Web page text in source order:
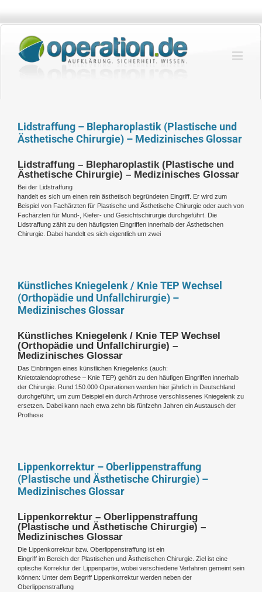
springen
Lidstraffung – Blepharoplastik (Plastische und
Ästhetische Chirurgie) – Medizinisches Glossar
Lidstraffung – Blepharoplastik (Plastische und
Ästhetische Chirurgie) – Medizinisches Glossar
Bei der Lidstraffung
handelt es sich um einen rein ästhetisch begründeten Eingriff. Er wird zum
Beispiel von Fachärzten für Plastische und Ästhetische Chirurgie oder auch von
Fachärzten für Mund-, Kiefer- und Gesichtschirurgie durchgeführt. Die
Lidstraffung zählt zu den häufigsten Eingriffen innerhalb der Ästhetischen
Chirurgie. Dabei handelt es sich eigentlich um zwei
Künstliches Kniegelenk / Knie TEP Wechsel
(Orthopädie und Unfallchirurgie) –
Medizinisches Glossar
Künstliches Kniegelenk / Knie TEP Wechsel
(Orthopädie und Unfallchirurgie) –
Medizinisches Glossar
Das Einbringen eines künstlichen Kniegelenks (auch:
Knietotalendoprothese – Knie TEP) gehört zu den häufigen Eingriffen innerhalb
der Chirurgie. Rund 150.000 Operationen werden hier jährlich in Deutschland
durchgeführt, um zum Beispiel ein durch Arthrose verschlissenes Kniegelenk zu
ersetzen. Dabei kann nach etwa zehn bis fünfzehn Jahren ein Austausch der
Prothese
Lippenkorrektur – Oberlippenstraffung
(Plastische und Ästhetische Chirurgie) –
Medizinisches Glossar
Lippenkorrektur – Oberlippenstraffung
(Plastische und Ästhetische Chirurgie) –
Medizinisches Glossar
Die Lippenkorrektur bzw. Oberlippenstraffung ist ein
Eingriff im Bereich der Plastischen und Ästhetischen Chirurgie. Ziel ist eine
optische Korrektur der Lippenpartie, wobei verschiedene Verfahren gemeint sein
können: Unter dem Begriff Lippenkorrektur werden neben der
Oberlippenstraffung